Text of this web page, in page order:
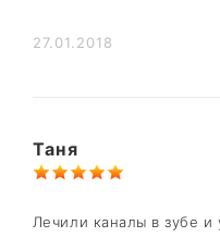
27.01.2018
Таня
Лечили каналы в зубе и